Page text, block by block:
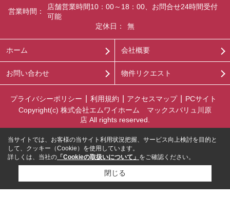
営業時間：
店舗営業時間10：00～18：00、お問合せ24時間受付
可能
定休日：
無
ホーム 会社概要
お問い合わせ 物件リクエスト
プライバシーポリシー 利用規約 アクセスマップ
PCサイト
Copyright(c) 株式会社エムワイホーム マックスバリュ川原
店 All rights reserved.
当サイトでは、お客様の当サイト利用状況把握、サービス向上検討を目的と
して、クッキー（Cookie）を使用しています。
詳しくは、当社の 「Cookieの取扱いについて」 をご確認ください。
閉じる